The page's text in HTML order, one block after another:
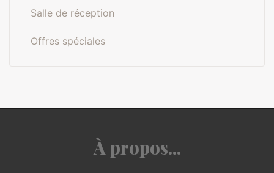
Salle de réception
Offres spéciales
À propos...